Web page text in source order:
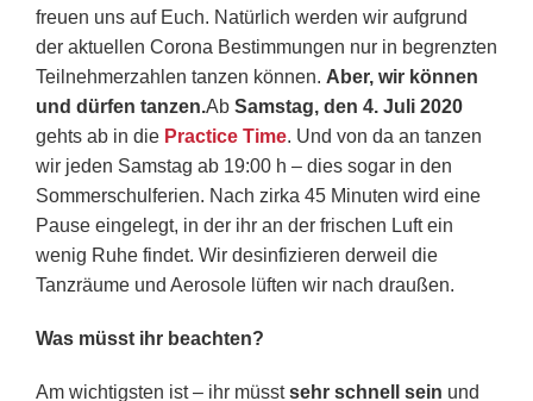
freuen uns auf Euch. Natürlich werden wir aufgrund
der aktuellen Corona Bestimmungen nur in begrenzten
Teilnehmerzahlen tanzen können. Aber, wir können
und dürfen tanzen.Ab Samstag, den 4. Juli 2020
gehts ab in die Practice Time. Und von da an tanzen
wir jeden Samstag ab 19:00 h – dies sogar in den
Sommerschulferien. Nach zirka 45 Minuten wird eine
Pause eingelegt, in der ihr an der frischen Luft ein
wenig Ruhe findet. Wir desinfizieren derweil die
Tanzräume und Aerosole lüften wir nach draußen.
Was müsst ihr beachten?
Am wichtigsten ist – ihr müsstsehr schnell sein und